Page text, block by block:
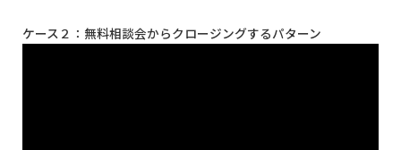
ケース２：無料相談会からクロージングするパターン